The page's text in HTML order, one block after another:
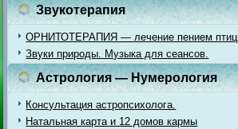
Звукотерапия
ОРНИТОТЕРАПИЯ — лечение пением птиц
Звуки природы. Музыка для сеансов.
Астрология — Нумерология
Консультация астропсихолога.
Натальная карта и 12 домов кармы